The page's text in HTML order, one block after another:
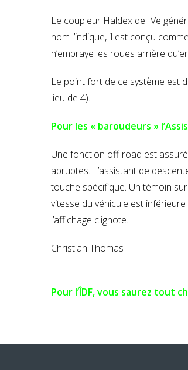
Le coupleur Haldex de IVe
nom l’indique, il est conçu
n’embraye les roues arrière
Le point fort de ce système est
lieu de 4).
Pour les « baroudeurs »
Une fonction off-road est
abruptes. L’assistant de
touche spécifique. Un témoin
vitesse du véhicule est
l’affichage clignote.
Christian Thomas
Pour l’ÎDF, vous saurez tout